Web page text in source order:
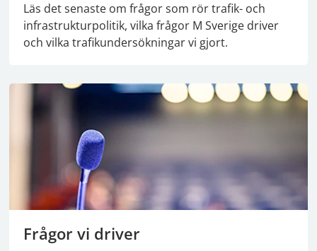
Läs det senaste om frågor som rör trafik- och
infrastrukturpolitik, vilka frågor M Sverige driver
och vilka trafikundersökningar vi gjort.
Frågor vi driver